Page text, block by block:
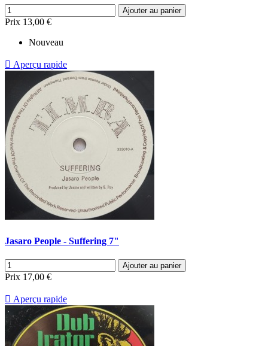
Ajouter au panier
Prix 13,00 €
Nouveau
 Aperçu rapide
Jasaro People - Suffering 7"
Ajouter au panier
Prix 17,00 €
 Aperçu rapide